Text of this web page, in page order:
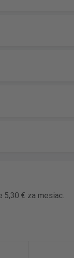
5,30 € za mesiac.